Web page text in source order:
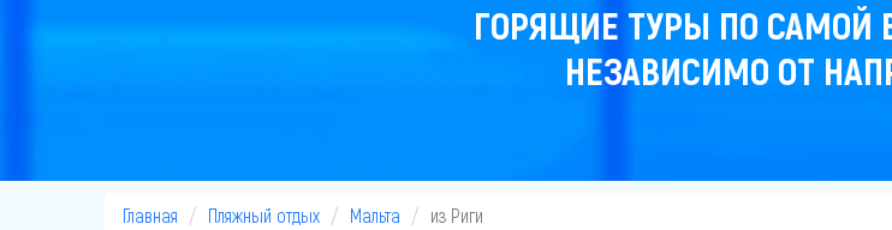
ГОРЯЩИЕ ТУРЫ ПО САМОЙ
НЕЗАВИСИМО ОТ
Главная Пляжный отдых Мальта из Риги